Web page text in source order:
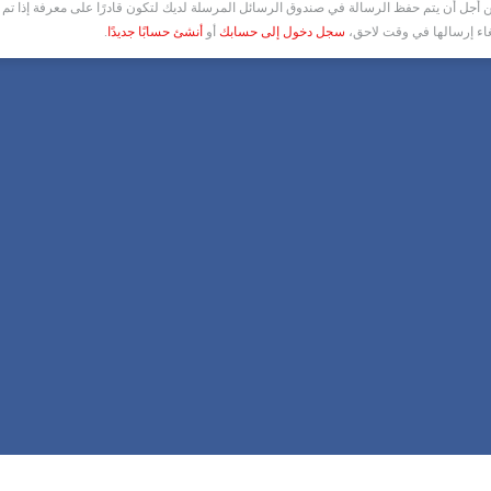
أجل أن يتم حفظ الرسالة في صندوق الرسائل المرسلة لديك لتكون قادرًا على معرفة إذا تم
إرسالها في وقت لاحق، سجل دخول إلى حسابك أو أنشئ حسابًا جديدًا .